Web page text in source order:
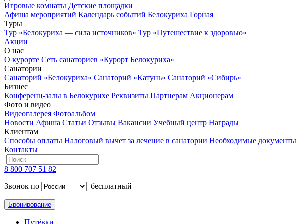
Игровые комнаты Детские площадки
Афиша мероприятий Календарь событий Белокуриха Горная
Туры
Тур «Белокуриха — сила источников» Тур «Путешествие к здоровью»
Акции
О нас
О курорте Сеть санаториев «Курорт Белокуриха»
Санатории
Санаторий «Белокуриха» Санаторий «Катунь» Санаторий «Сибирь»
Бизнес
Конференц-залы в Белокурихе Реквизиты Партнерам Акционерам
Фото и видео
Видеогалерея Фотоальбом
Новости Афиша Статьи Отзывы Вакансии Учебный центр Награды
Клиентам
Способы оплаты Налоговый вычет за лечение в санатории Необходимые документы
Контакты
8 800 707 51 82
Звонок по
бесплатный
Бронирование
Путёвки